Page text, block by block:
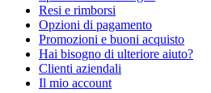
Resi e rimborsi
Opzioni di pagamento
Promozioni e buoni acquisto
Hai bisogno di ulteriore aiuto?
Clienti aziendali
Il mio account